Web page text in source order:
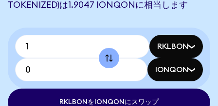
TOKENIZED)は1.9047 IONQONに相当します
RKLBON
IONQON
RKLBONをIONQONにスワップ